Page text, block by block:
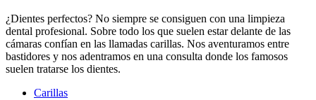
¿Dientes perfectos? No siempre se consiguen con una limpieza
dental profesional. Sobre todo los que suelen estar delante de las
cámaras confían en las llamadas carillas. Nos aventuramos entre
bastidores y nos adentramos en una consulta donde los famosos
suelen tratarse los dientes.
Carillas